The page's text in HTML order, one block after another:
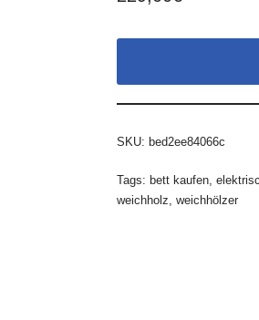
SKU: bed2ee84066c
Tags: bett kaufen,
weichholz, weichhölzer